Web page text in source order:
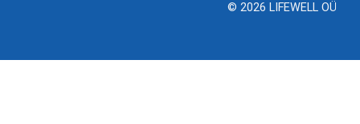
© 2026 LIFEWELL OÜ